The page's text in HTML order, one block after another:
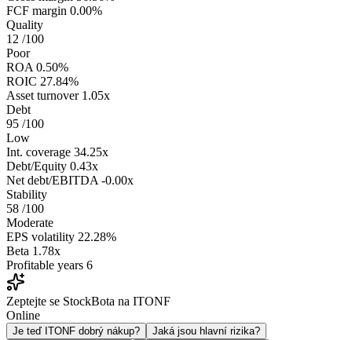
FCF margin 0.00%
Quality
12 /100
Poor
ROA 0.50%
ROIC 27.84%
Asset turnover 1.05x
Debt
95 /100
Low
Int. coverage 34.25x
Debt/Equity 0.43x
Net debt/EBITDA -0.00x
Stability
58 /100
Moderate
EPS volatility 22.28%
Beta 1.78x
Profitable years 6
Zeptejte se StockBota na ITONF
Online
Je teď ITONF dobrý nákup?
Jaká jsou hlavní rizika?